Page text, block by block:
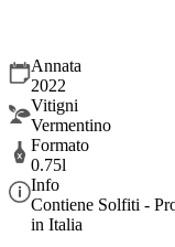
Annata
2022
Vitigni
Vermentino
Formato
0.75l
Info
Contiene Solfiti -
in Italia